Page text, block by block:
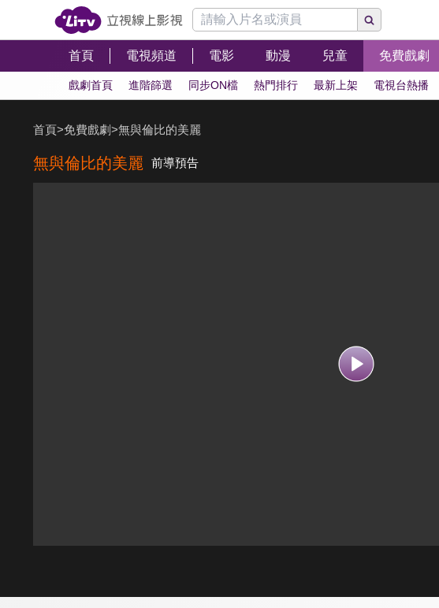
首頁 電視頻道 電影 動漫 兒童 免費戲劇
戲劇首頁 進階篩選 同步ON檔 熱門排行 最新上架 電視台熱播
首頁>免費戲劇>無與倫比的美麗
無與倫比的美麗 前導預告